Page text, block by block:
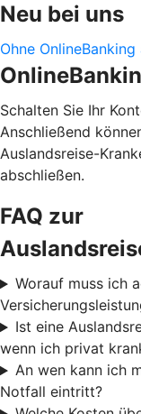
Neu bei uns
Ohne
Schalten Sie Ihr
Anschließend
Auslandsreise-
abschließen.
FAQ zur
Worauf muss ich
Ist eine
wenn ich privat
An wen kann ich
Notfall eintritt?